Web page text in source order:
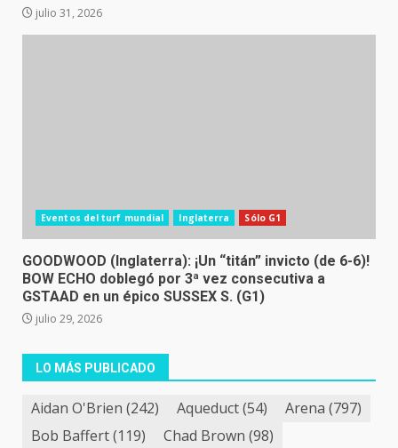
julio 31, 2026
Eventos del turf mundial Inglaterra Sólo G1
GOODWOOD (Inglaterra): ¡Un “titán” invicto (de 6-6)!
BOW ECHO doblegó por 3ª vez consecutiva a
GSTAAD en un épico SUSSEX S. (G1)
julio 29, 2026
LO MÁS PUBLICADO
Aidan O'Brien (242) Aqueduct(54) Arena (797)
Bob Baffert(119) Chad Brown (98)